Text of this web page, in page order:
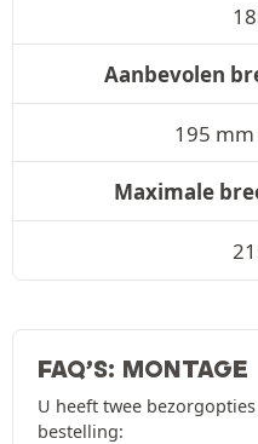
Aanbevolen
195
Maximale
FAQ’S: MONTAGE
U heeft twee
bestelling: